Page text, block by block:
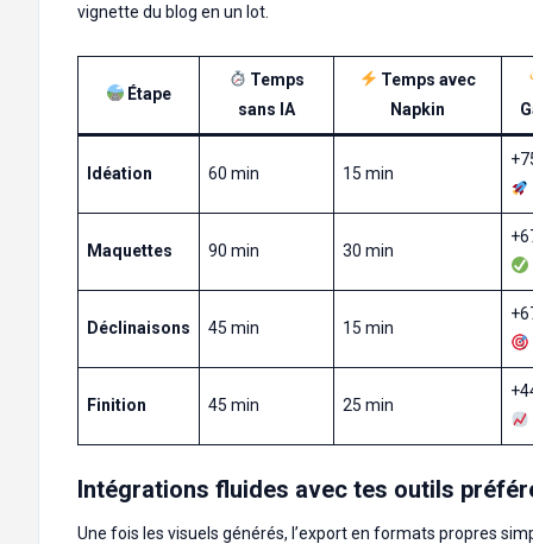
vignette du blog en un lot.
Étape
Temps
sans IA
Temps avec
Napkin
Idéation 60 min 15 min
Maquettes 90 min 30 min
Déclinaisons 45 min 15 min
Finition 45 min 25 min
Intégrations fluides avec tes outils
Une fois les visuels générés, l’export en formats propres